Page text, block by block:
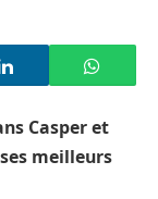
Casper et
meilleurs